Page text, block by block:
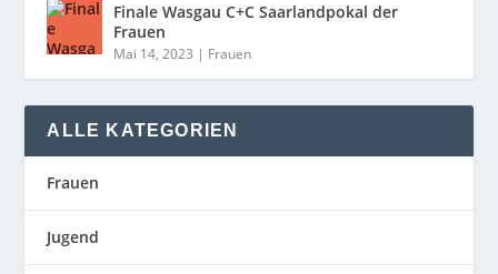
Finale Wasgau C+C Saarlandpokal der
Frauen
Mai 14, 2023 | Frauen
ALLE KATEGORIEN
Frauen
Jugend